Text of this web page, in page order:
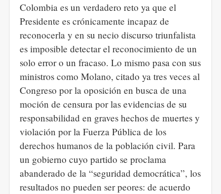
Colombia es un verdadero reto ya que el
Presidente es crónicamente incapaz de
reconocerla y en su necio discurso triunfalista
es imposible detectar el reconocimiento de un
solo error o un fracaso. Lo mismo pasa con sus
ministros como Molano, citado ya tres veces al
Congreso por la oposición en busca de una
moción de censura por las evidencias de su
responsabilidad en graves hechos de muertes y
violación por la Fuerza Pública de los
derechos humanos de la población civil. Para
un gobierno cuyo partido se proclama
abanderado de la “seguridad democrática”, los
resultados no pueden ser peores: de acuerdo